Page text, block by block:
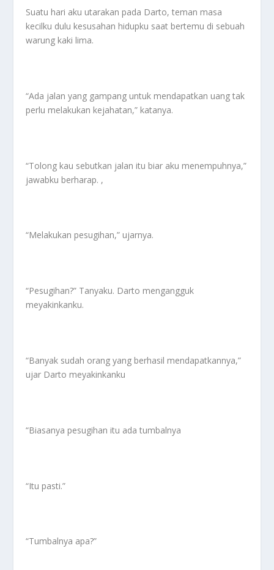
Suatu hari aku utarakan pada Darto, teman masa
kecilku dulu kesusahan hidupku saat bertemu di sebuah
warung kaki lima.
“Ada jalan yang gampang untuk mendapatkan uang tak
perlu melakukan kejahatan,” katanya.
“Tolong kau sebutkan jalan itu biar aku menempuhnya,”
jawabku berharap. ,
“Melakukan pesugihan,” ujarnya.
“Pesugihan?” Tanyaku. Darto mengangguk
meyakinkanku.
“Banyak sudah orang yang berhasil mendapatkannya,”
ujar Darto meyakinkanku
“Biasanya pesugihan itu ada tumbalnya
“Itu pasti.”
“Tumbalnya apa?”